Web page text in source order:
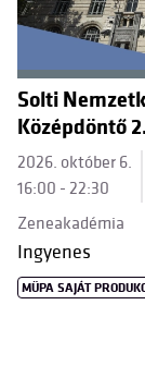
Solti
Középdöntő
2026. október 6.
16:00 - 22:30
Zeneakadémia
Ingyenes
MÜPA SAJÁT